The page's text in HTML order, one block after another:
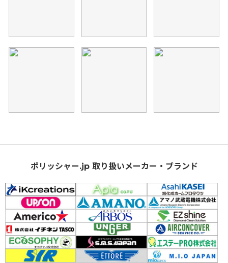
ポリッシャー.jp 取り扱いメーカー・ブランド